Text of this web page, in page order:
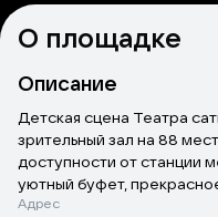
О площадке
Описание
Детская сцена Театра
зрительный зал на 88
доступности от станции
уютный буфет,
для артистов сценой и
Адрес